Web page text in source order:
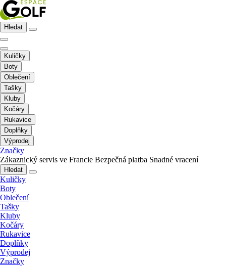
Hledat
Kuličky
Boty
Oblečení
Tašky
Kluby
Kočáry
Rukavice
Doplňky
Výprodej
Značky
Zákaznický servis ve Francie Bezpečná platba Snadné vracení
Hledat
Kuličky
Boty
Oblečení
Tašky
Kluby
Kočáry
Rukavice
Doplňky
Výprodej
Značky